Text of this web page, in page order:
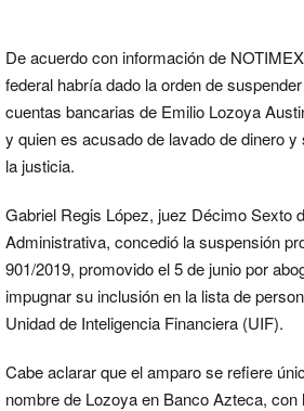
De acuerdo con información de
federal habría dado la orden de
cuentas bancarias de Emilio Lozoya
y quien es acusado de lavado de dinero
la justicia.
Gabriel Regis López, juez Décimo Sexto
Administrativa, concedió la suspensión
901/2019, promovido el 5 de junio por
impugnar su inclusión en la lista de
Unidad de Inteligencia Financiera (UIF).
Cabe aclarar que el amparo se refiere
nombre de Lozoya en Banco Azteca, con